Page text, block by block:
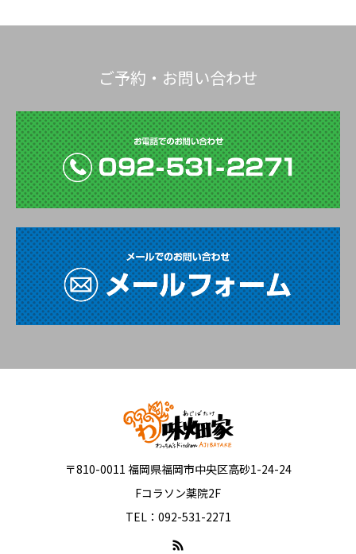
ご予約・お問い合わせ
〒810-0011 福岡県福岡市中央区高砂1-24-24
Fコラソン薬院2F
TEL：092-531-2271